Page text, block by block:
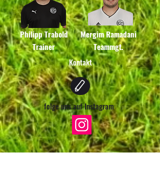
Philipp Trabold
Trainer
Mergim Ramadani
Teammgt.
Kontakt
folge uns auf Instagram